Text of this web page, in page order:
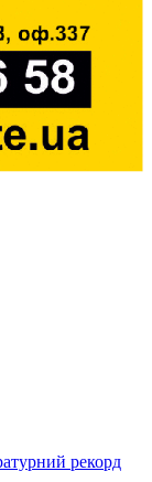
рекорд